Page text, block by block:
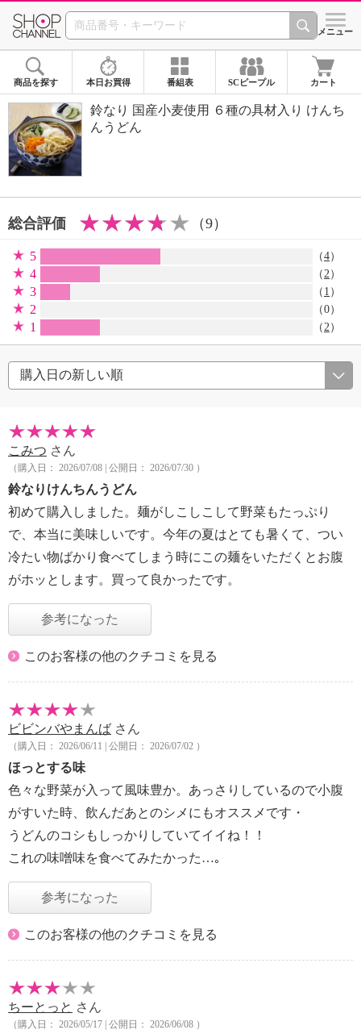
SHOP CHANNEL シメニュー
商品を探す 本日お買得 番組表 SCピープル カート
鈴なり 国産小麦使用 ６種の具材入り けんち
んうどん
総合評価 （9）
5 （4）
4 （2）
3 （ 1 ）
2 （0）
1 （2）
こみつ さん
（購入日： 2026/07/08 | 公開日： 2026/07/30 ）
鈴なりけんちんうどん
初めて購入しました。麺がしこしこして野菜もたっぷり
で、本当に美味しいです。今年の夏はとても暑くて、つい
冷たい物ばかり食べてしまう時にこの麺をいただくとお腹
がホッとします。買って良かったです。
参考になった
このお客様の他のクチコミを見る
ビビンバやまんば さん
（購入日： 2026/06/11 | 公開日： 2026/07/02 ）
ほっとする味
色々な野菜が入って風味豊か。あっさりしているので小腹
がすいた時、飲んだあとのシメにもオススメです・
うどんのコシもしっかりしていてイイね！！
これの味噌味を食べてみたかった…｡
参考になった
このお客様の他のクチコミを見る
ちーとっと さん
（購入日： 2026/05/17 | 公開日： 2026/06/08 ）